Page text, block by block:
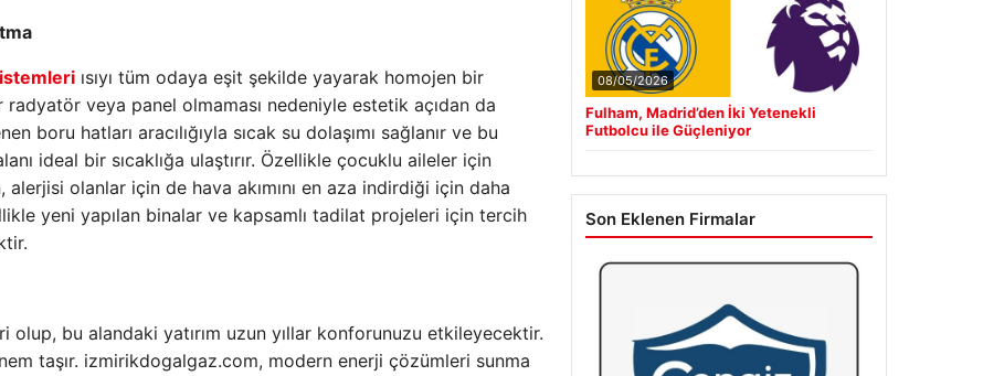
ısıyı tüm odaya eşit şekilde yayarak homojen bir
veya panel olmaması nedeniyle estetik açıdan da
boru hatları aracılığıyla sıcak su dolaşımı sağlanır ve bu
ideal bir sıcaklığa ulaştırır. Özellikle çocuklu aileler için
olanlar için de hava akımını en aza indirdiği için daha
yeni yapılan binalar ve kapsamlı tadilat projeleri için tercih
olup, bu alandaki yatırım uzun yıllar konforunuzu etkileyecektir.
taşır. izmirikdogalgaz.com, modern enerji çözümleri sunma
08/05/2026
Fulham, Madrid’den İki Yetenekli
Futbolcu ile Güçleniyor
Son Eklenen Firmalar